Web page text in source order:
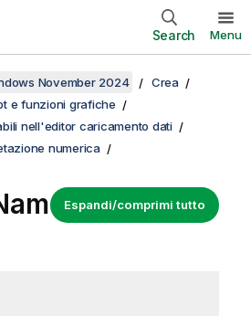
Search Menu
November 2024
Crea
e funzioni grafiche
nell'editor caricamento dati
numerica
Espandi/comprimi tutto